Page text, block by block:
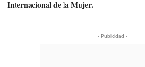
Internacional de la Mujer.
- Publicidad -